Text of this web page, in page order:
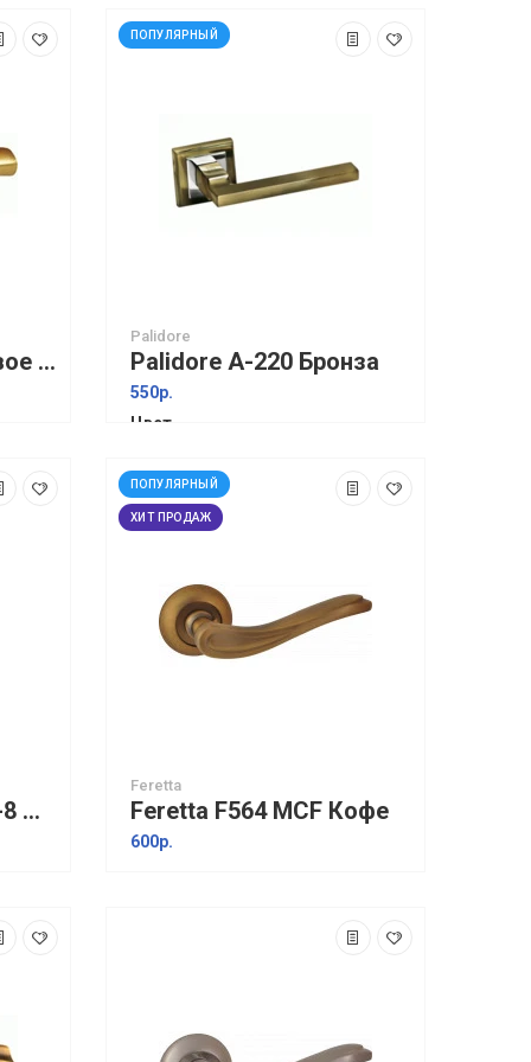
Palidore A-60 Матовое золото
ПОПУЛЯРНЫЙ
Palidore
Palidore A-220 Бронза
550р.
Цвет
Ajax Ergo JR SN/CP-8 матовый никель
ПОПУЛЯРНЫЙ
ХИТ ПРОДАЖ
Feretta
Feretta F564 MCF Кофе
600р.